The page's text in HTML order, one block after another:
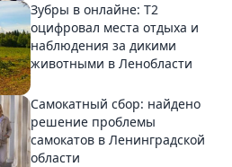
Зубры в онлайне: Т2
оцифровал места отдыха и
наблюдения за дикими
животными в Ленобласти
Самокатный сбор: найдено
решение проблемы
самокатов в Ленинградской
области